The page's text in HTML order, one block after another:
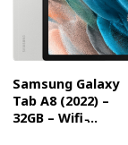
Samsung Galaxy
Tab A8 (2022) –
32GB – Wifi ̵...